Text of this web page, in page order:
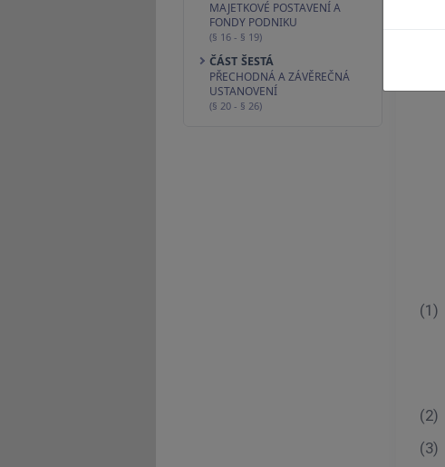
MAJETKOVÉ POSTAVENÍ A
FONDY PODNIKU
(§ 16 - § 19)
ČÁST ŠESTÁ
PŘECHODNÁ A ZÁVĚREČNÁ
USTANOVENÍ
(§ 20 - § 26)
(1)
(2)
(3)